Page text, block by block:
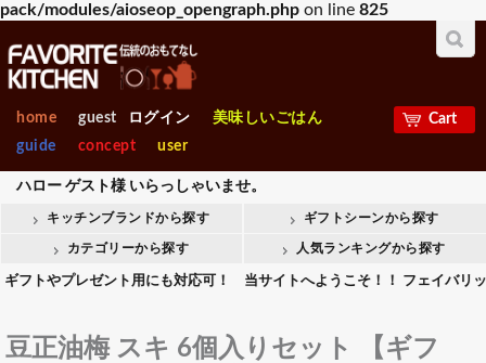
pack/modules/aioseop_opengraph.php on line 825
home guest ログイン
美味しいごはん
guide
concept user
ハロー ゲスト様いらっしゃいませ。
Cart
キッチンブランドから探す ギフトシーンから探す
カテゴリーから探す 人気ランキングから探す
やプレゼント用にも対応可！ 当サイトへようこそ！！ フェイバリッ
豆正油梅 スキ 6個入りセット 【ギフ